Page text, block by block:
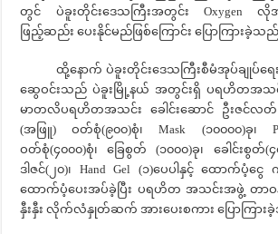
တွင် ပဲခူးတိုင်းဒေသကြီးအတွင်း Oxygen
ဖြည့်ဆည်း ပေးနိုင်မည်ဖြစ်ကြောင်း ပြောကြားခဲ့သည်
ထို့နောက် ပဲခူးတိုင်းဒေသကြီးစီမံအုပ်ချုပ်ရေးကေ
ဆွေဝင်းသည် ပဲခူးမြို့နယ် အတွင်းရှိ ပရဟိတအသင်
မာတလိပရဟိတအသင်း ခေါင်းဆောင် ဦးဇင်လတ် အ
(အဖြူ) ဝတ်စုံ(၉၀၀)စုံ၊ Mask (၁၀၀၀၀)ခု၊
ဝတ်စုံ(၄၀၀၀)စုံ၊ ခြေစွတ် (၁၀၀၀)ခု၊ ခေါင်းစွတ်(၄
ဒါဇင်(၂၀)၊ Hand Gel (၁)ပေပါနှင့် ထောက်ပံ့ငွေ
ထောက်ပံ့ပေးအပ်ခဲ့ပြီး ပရဟိတ အသင်းအဖွဲ့ တာဝန်ရှိ
နှီးနှီး လိုက်လံနှုတ်ဆက် အားပေးစကား ပြောကြား